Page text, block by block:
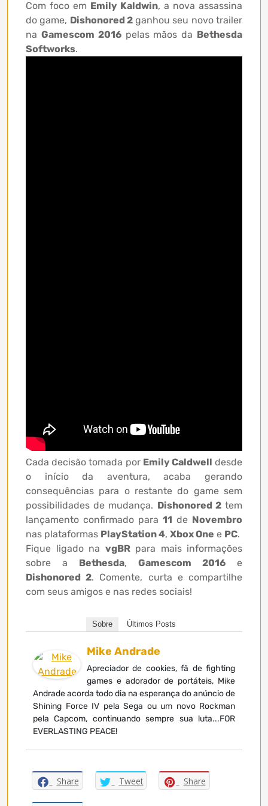
Com foco em Emily Kaldwin, a nova assassina
do game, Dishonored 2ganhou seu novo trailer
na Gamescom 2016pelas mãos da Bethesda
Softworks.
Cada decisão tomada por Emily Caldwell desde
o início da aventura, acaba gerando
consequências para o restante do game sem
possibilidades de mudança. Dishonored 2tem
lançamento confirmado para 11 de Novembro
nas plataformas PlayStation 4, Xbox One e PC.
Fique ligado na vgBRpara mais informações
sobre a Bethesda, Gamescom 2016e
Dishonored 2. Comente, curta e compartilhe
com seus amigos e nas redes sociais!
Sobre Últimos Posts
Mike Andrade
Apreciador de cookies, fã de fighting
games e adorador de portáteis, Mike
Andrade acorda todo dia na esperança do anúncio de
Shining Force IV pela Sega ou um novo Rockman
pela Capcom, continuando sempre sua luta...FOR
EVERLASTING PEACE!
Share Tweet Share